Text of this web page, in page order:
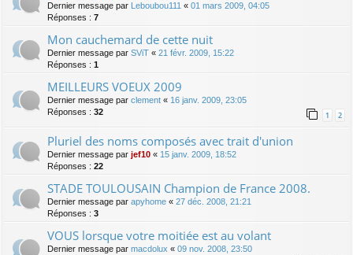
Dernier message par Leboubou111 « 01 mars 2009, 04:05
Réponses : 7
Mon cauchemard de cette nuit
Dernier message par SViT « 21 févr. 2009, 15:22
Réponses : 1
MEILLEURS VOEUX 2009
Dernier message par clement « 16 janv. 2009, 23:05
Réponses : 32 1 2
Pluriel des noms composés avec trait d'union
Dernier message par jef10 « 15 janv. 2009, 18:52
Réponses : 22
STADE TOULOUSAIN Champion de France 2008.
Dernier message par apyhome « 27 déc. 2008, 21:21
Réponses : 3
VOUS lorsque votre moitiée est au volant
Dernier message par macdolux « 09 nov. 2008, 23:50